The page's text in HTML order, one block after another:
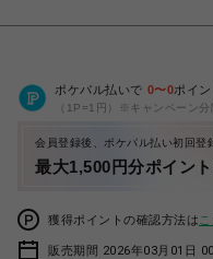
ポケパル払いで 0〜0ポイン
（1P=1円）※キャンペーン分
会員登録後、ポケパル払い初回登
最大1,500円分ポイン
獲得ポイントの確認方法は
販売期間 2026年03月01日